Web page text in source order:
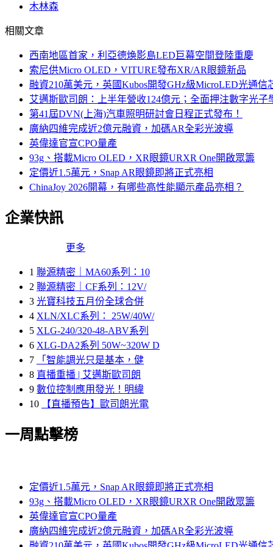
木林森
相關文章
西南地區首家，利亞德煥影島LED巨幕空間登陸重慶
索尼供Micro OLED，VITURE發布XR/AR眼鏡新品
融資210萬美元，英國Kubos開發GHz級MicroLED光通信
艾邁斯歐司朗：上半年營收124億元；全面押注數字光子
第41屆DVN(上海)汽車照明研討會日程正式發布！
廣納四維完成近2億元融資，加碼AR全彩光波導
英偉達官宣CPO量產
93g、搭載Micro OLED，XR眼鏡URXR One開啟眾籌
定價近1.5萬元，Snap AR眼鏡即將正式亮相
ChinaJoy 2026開幕，有哪些高性能顯示產品亮相？
企業快訊
更多
1 聯源精密｜MA60系列：10
2 聯源精密｜CF系列：12V/
3 光寶科技五月份全球合併
4 XLN/XLC系列： 25W/40W/
5 XLG-240/320-48-ABV系列
6 XLG-DA2系列 50W~320W D
7
「智能調光只是基本，健
8 直播重播 | 艾邁斯歐司朗
9 數位控制應用發光！明緯
10
【直播預告】歐司朗光電
一周點擊榜
定價近1.5萬元，Snap AR眼鏡即將正式亮相
93g、搭載Micro OLED，XR眼鏡URXR One開啟眾籌
英偉達官宣CPO量產
廣納四維完成近2億元融資，加碼AR全彩光波導